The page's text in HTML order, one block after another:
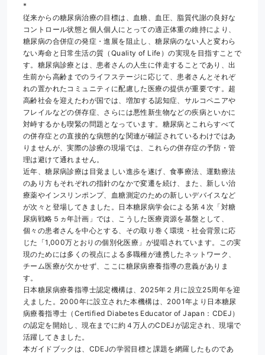
*
従来からの糖尿病治療の目標は、血糖、血圧、脂質代謝の良好な
コントロール状態と個人個人にとっての適正体重の維持により、
糖尿病の合併症の発症・進展を阻止し、糖尿病のない人と変わら
ない寿命と日常生活の質（Quality of Life）の実現を目指すことで
す。糖尿病診療とは、患者さんの人生に伴走することであり、出
生前から高齢までのライフステージに応じて、患者さんとそれぞ
れの置かれたコミュニティに配慮した医療の提供が重要です。超
高齢社会を迎えたわが国では、増加する認知症、サルコペニアや
フレイルなどの併存症、さらには悪性新生物などの疾病といかに
対峙するかも喫緊の問題となっています。糖尿病とこれらすべて
の併存症との直接的な病態的な関連が確証されているわけではあ
りませんが、実際の診療の現場では、これらの併存症の予防・管
理は避けて通れません。
近年、糖尿病診療は目覚ましい進歩を遂げ、食事療法、運動療法
のあり方もそれぞれの指針のなかで変遷を続け、また、新しい治
療薬やインスリンポンプ、血糖測定のための新しいデバイスなど
が次々と登場してきました。日本糖尿病学会による第４次「対糖
尿病戦略５ヵ年計画」では、こうした医療資源を基盤として、
個々の患者さんを中心とする、その取り巻く環境・社会背景に応
じた「1,000万とおりの個別化医療」が提唱されています。この実
現のためには多くの視点による多職種が連携したネットワーク、
チーム医療が欠かせず、ここに糖尿病療養指導の意義がありま
す。
日本糖尿病療養指導士認定機構は、2025年２月に設立25周年を迎
えました。2000年に設立された本機構は、2001年より日本糖尿
病療養指導士（Certified Diabetes Educator of Japan：CDEJ）
の認定を開始し、現在までに約４万人のCDEJが認定され、現場で
活躍してきました。
本ガイドブックは、CDEJの学習目標と課題を網羅したものであ